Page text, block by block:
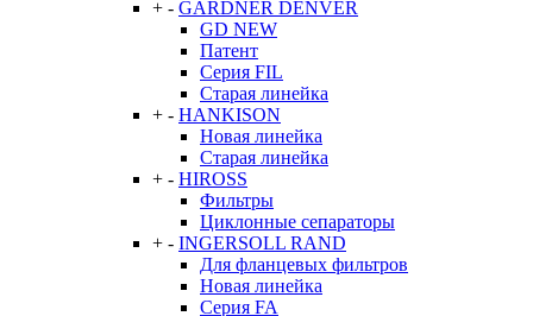
+ - GARDNER DENVER
GD NEW
Патент
Серия FIL
Старая линейка
+ - HANKISON
Новая линейка
Старая линейка
+ - HIROSS
Фильтры
Циклонные сепараторы
+ - INGERSOLL RAND
Для фланцевых фильтров
Новая линейка
Серия FA